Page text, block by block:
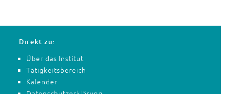
Direkt zu:
Über das Institut
Tätigkeitsbereich
Kalender